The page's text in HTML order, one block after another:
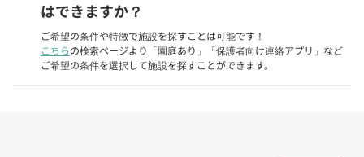
はできますか？
ご希望の条件や特徴で施設を探すことは可能です！
こちらの検索ページより「園庭あり」「保護者向け連絡アプリ」など
ご希望の条件を選択して施設を探すことができます。